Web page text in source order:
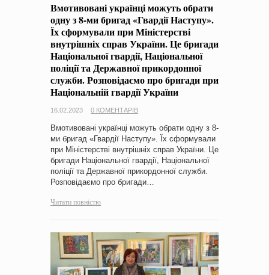
Вмотивовані українці можуть обрати
одну з 8-ми бригад «Гвардії Наступу».
Їх сформували при Міністерстві
внутрішніх справ України. Це бригади
Національної гвардії, Національної
поліції та Державної прикордонної
служби. Розповідаємо про бригади при
Національній гвардії України
16.02.2023 0 КОМЕНТАРІВ
Вмотивовані українці можуть обрати одну з 8-
ми бригад «Гвардії Наступу». Їх сформували
при Міністерстві внутрішніх справ України. Це
бригади Національної гвардії, Національної
поліції та Державної прикордонної служби.
Розповідаємо про бригади…
Читати повністю